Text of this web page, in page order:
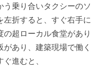
う乗り合いタクシーのソ
左折すると、すぐ右手に
超ローカル食堂があり
あり、建築現場で働く
進むと、